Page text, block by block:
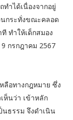
ำได้เนื่องจากอยู่
นกระทั่งขณะคลอด
ทำให้เด็กสมอง
กรกฎาคม 2567
ลือทางกฎหมาย ซึ่ง
ห็นว่า เข้าหลัก
นธรรม จึงดำเนิน